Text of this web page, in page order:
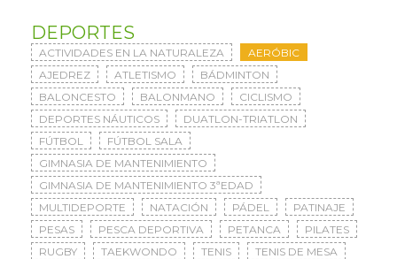
DEPORTES
ACTIVIDADES EN LA NATURALEZA
AERÓBIC
AJEDREZ
ATLETISMO
BÁDMINTON
BALONCESTO
BALONMANO
CICLISMO
DEPORTES NÁUTICOS
DUATLON-TRIATLON
FÚTBOL
FÚTBOL SALA
GIMNASIA DE MANTENIMIENTO
GIMNASIA DE MANTENIMIENTO 3ªEDAD
MULTIDEPORTE
NATACIÓN PÁDEL
PATINAJE
PESAS
PESCA DEPORTIVA PETANCA
PILATES
RUGBY
TAEKWONDO TENIS TENIS DE MESA